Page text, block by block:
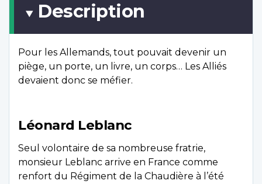
Description
Pour les Allemands, tout pouvait devenir un
piège, un porte, un livre, un corps… Les Alliés
devaient donc se méfier.
Léonard Leblanc
Seul volontaire de sa nombreuse fratrie,
monsieur Leblanc arrive en France comme
renfort du Régiment de la Chaudière à l’été